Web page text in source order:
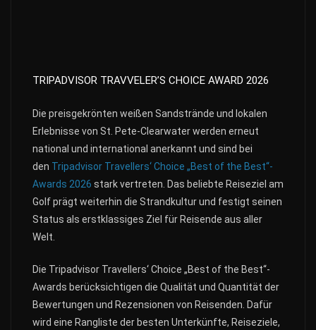
TRIPADVISOR TRAVVELER’S CHOICE AWARD 2026
Die preisgekrönten weißen Sandstrände und lokalen
Erlebnisse von St. Pete-Clearwater werden erneut
national und international anerkannt und sind bei
den Tripadvisor Travellers‘ Choice „Best of the Best“-
Awards 2026 stark vertreten. Das beliebte Reiseziel am
Golf prägt weiterhin die Strandkultur und festigt seinen
Status als erstklassiges Ziel für Reisende aus aller
Welt.
Die Tripadvisor Travellers‘ Choice „Best of the Best“-
Awards berücksichtigen die Qualität und Quantität der
Bewertungen und Rezensionen von Reisenden. Dafür
wird eine Rangliste der besten Unterkünfte, Reiseziele,